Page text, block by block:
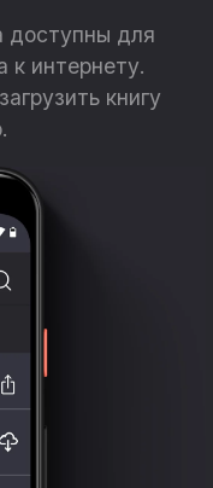
доступны для
к интернету.
книгу